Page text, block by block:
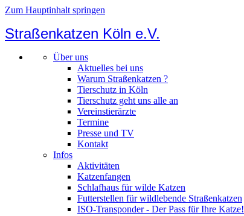
Zum Hauptinhalt springen
Straßenkatzen Köln e.V.
Über uns
Aktuelles bei uns
Warum Straßenkatzen ?
Tierschutz in Köln
Tierschutz geht uns alle an
Vereinstierärzte
Termine
Presse und TV
Kontakt
Infos
Aktivitäten
Katzenfangen
Schlafhaus für wilde Katzen
Futterstellen für wildlebende Straßenkatzen
ISO-Transponder - Der Pass für Ihre Katze!